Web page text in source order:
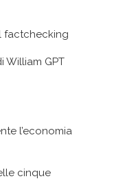
factchecking
William GPT
l’economia
cinque